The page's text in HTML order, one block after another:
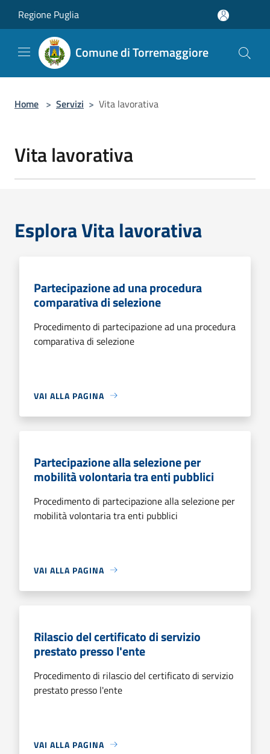
Regione Puglia
Comune di Torremaggiore
Home > Servizi > Vita lavorativa
Vita lavorativa
Esplora Vita lavorativa
Partecipazione ad una procedura
comparativa di selezione
Procedimento di partecipazione ad una procedura
comparativa di selezione
VAI ALLA PAGINA
Partecipazione alla selezione per
mobilità volontaria tra enti pubblici
Procedimento di partecipazione alla selezione per
mobilità volontaria tra enti pubblici
VAI ALLA PAGINA
Rilascio del certificato di servizio
prestato presso l'ente
Procedimento di rilascio del certificato di servizio
prestato presso l'ente
VAI ALLA PAGINA